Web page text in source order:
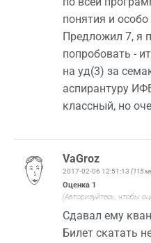
понятия и
Предложил 7, я
попробовать -
на уд(3) за
аспирантуру
классный, но
VaGroz
2017-02-06 12:51:13 (115
Оценка 1
(Авторизуйтесь, чтобы
Сдавал ему
Билет скатать